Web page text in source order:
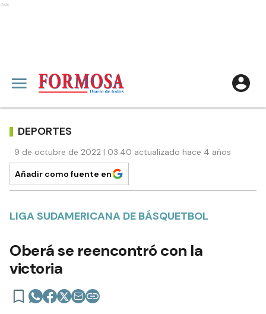
Ads
DEPORTES
9 de octubre de 2022 | 03:40 actualizado hace 4 años
Añadir como fuente en
LIGA SUDAMERICANA DE BÁSQUETBOL
Oberá se reencontró con la
victoria